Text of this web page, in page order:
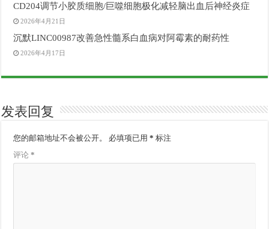
CD204调节小胶质细胞/巨噬细胞极化减轻脑出血后神经炎症
2026年4月21日
沉默LINC00987改善急性髓系白血病对阿霉素的耐药性
2026年4月17日
发表回复
您的邮箱地址不会被公开。 必填项已用* 标注
评论*